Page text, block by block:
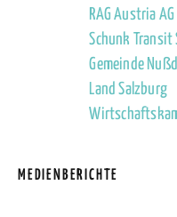
RAG Austria AG
Schunk Transit
Gemeinde
Land Salzburg
MEDIENBERICHTE